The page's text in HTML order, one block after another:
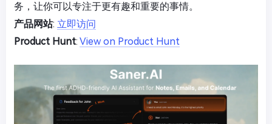
务，让你可以专注于更有趣和重要的事情。
产品网站: 立即访问
Product Hunt: View on Product Hunt